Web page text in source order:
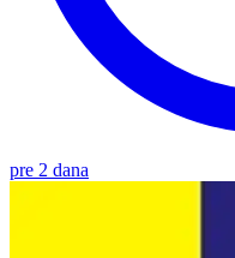
pre 2 dana